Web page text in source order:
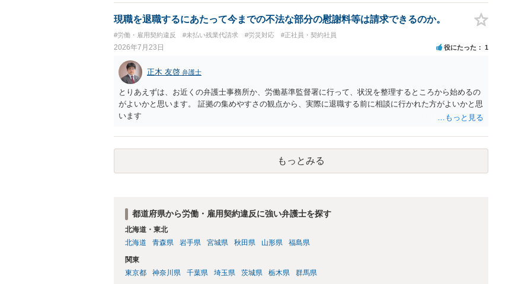
せ、誤認した他部署への適切なフォローや周知を求めるのが有効です。 あるいは、懲戒があったことを社
内で周知される手続があるのならば、それにより軽微ながら回復はできるかもしれません。 さらに個人と
（ただし、金額は多額にならない可能性があります。）。
現職を退職するにあたって今までの不法な部分の慰謝料等は請求できるのか。
#労働・雇用契約違反 #未払い残業代請求 #労災対応 #正社員・契約社員
2026年7月23日 役にたった 1
正木 友啓 弁護士
とりあえずは、お近くの弁護士事務所か、労働基準監督署に行って、状況を整理するところから始めるの
がよいかと思います。 証拠の集めやすさの観点から、実際に退職する前に相談に行かれた方がよいかと思
います
もっとみる
都道府県から労働・雇用契約違反に強い弁護士を探す
北海道・東北
北海道
青森県 岩手県 宮城県 秋田県 山形県 福島県
関東
東京都
神奈川県 千葉県 埼玉県 茨城県 栃木県 群馬県